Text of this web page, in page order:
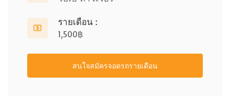
รายเดือน :
1,500฿
สนใจสมัครจอดรถรายเดือน